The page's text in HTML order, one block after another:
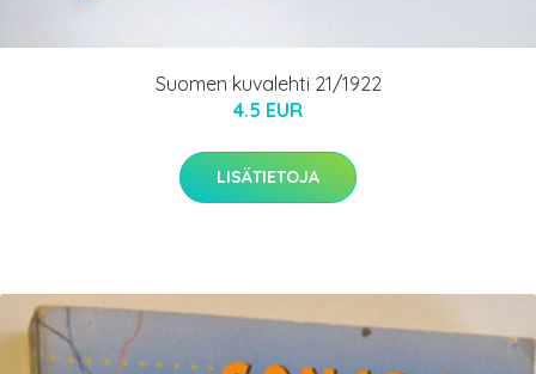
Suomen kuvalehti 21/1922
4.5 EUR
LISÄTIETOJA